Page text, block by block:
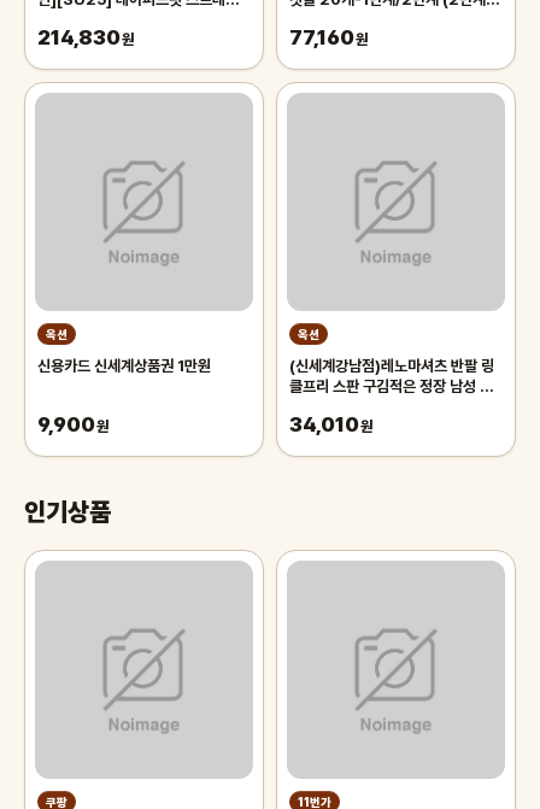
(50538059131)
214,830원 77,160원
옥션
신용카드 신세계상품권 1만원
9,900원
옥션
(신세계강남점)레노마셔츠 반팔 링
클프리 스판 구김적은 정장 남성 드
34,010원
인기상품
쿠팡 11번가